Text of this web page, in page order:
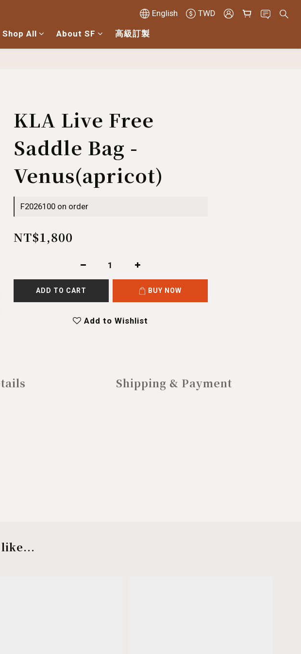
English TWD
Shop All About SF 高級訂製
KLA Live Free
Saddle Bag -
Venus(apricot)
F2026100 on order
NT$1,800
ADD TO CART BUY NOW
Add to Wishlist
Shipping & Payment
like...